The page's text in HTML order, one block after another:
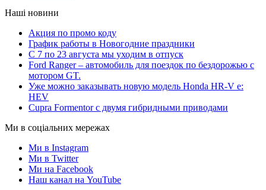
Наші новини
Акция по промо коду
График работы в Новогодние праздники
С 7 по 23 августа мы уходим в отпуск
Ford Ranger – автомобиль для поездок по бездорожью с
мотором GT.
Уже можно заказывать новую модель Honda HR-V e:
HEV
Cupra Formentor с двумя гибридными приводами
Ми в соціальних мережах
Ми в Instagram
Ми в Twitter
Ми на Facebook
Наш канал на YouTube